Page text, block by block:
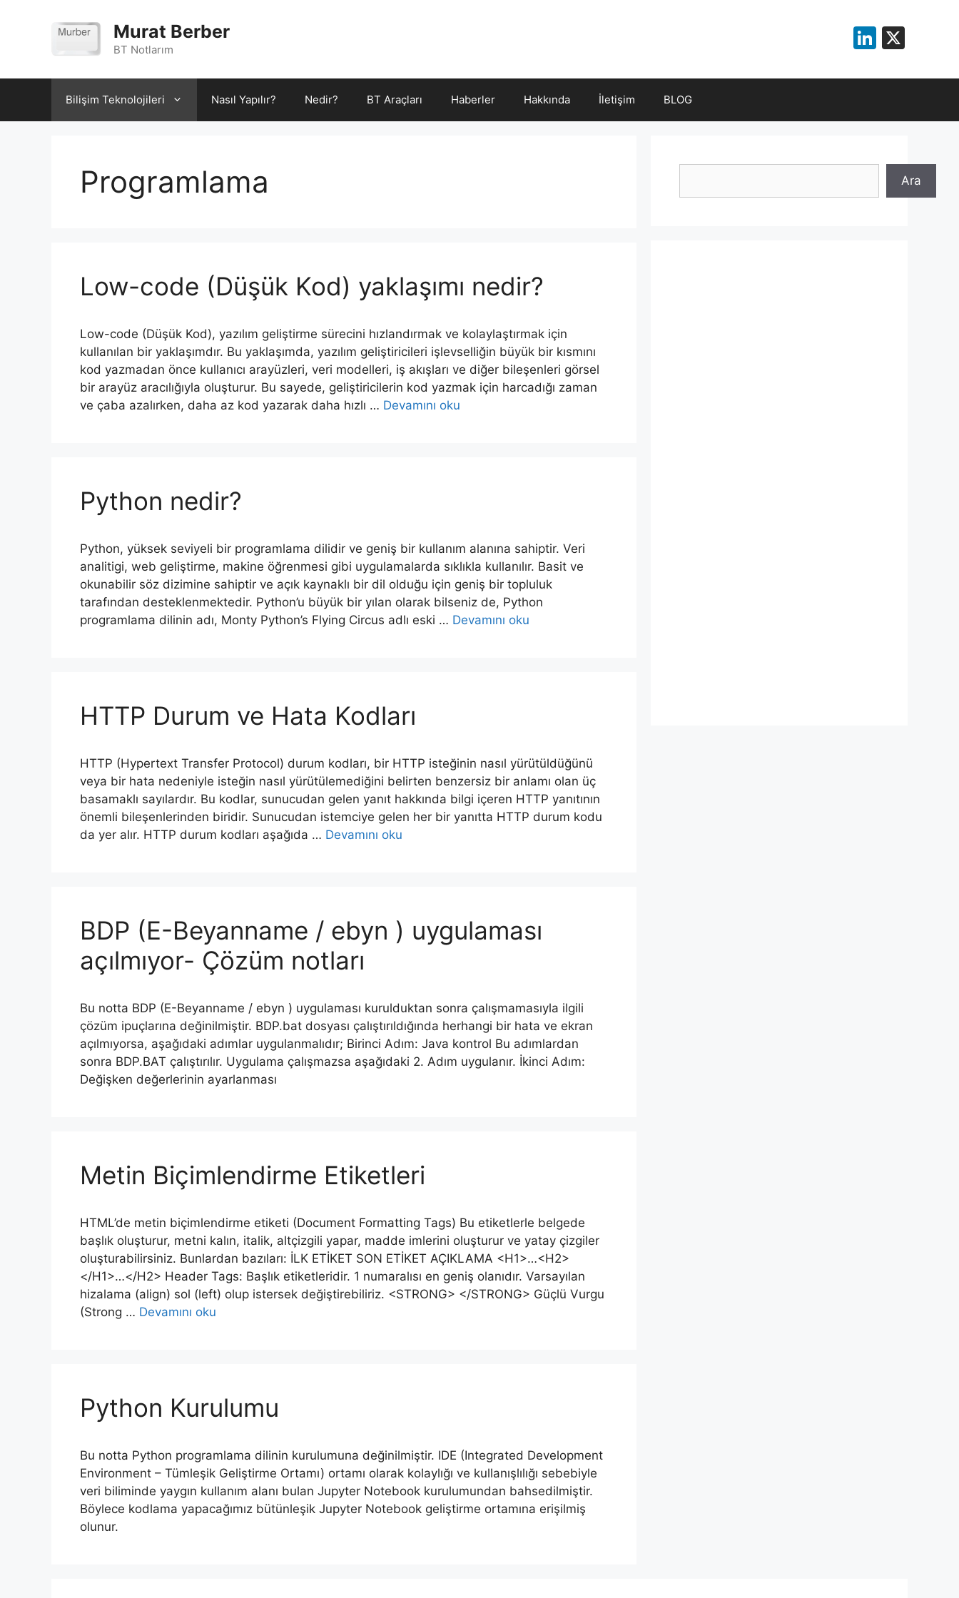
Murat Berber
BT Notlarım
Bilişim Teknolojileri Nasıl Yapılır? Nedir? BT Araçları Haberler Hakkında İletişim BLOG
Programlama
Low-code (Düşük Kod) yaklaşımı nedir?
Low-code (Düşük Kod), yazılım geliştirme sürecini hızlandırmak ve kolaylaştırmak için
kullanılan bir yaklaşımdır. Bu yaklaşımda, yazılım geliştiricileri işlevselliğin büyük bir kısmını
kod yazmadan önce kullanıcı arayüzleri, veri modelleri, iş akışları ve diğer bileşenleri görsel
bir arayüz aracılığıyla oluşturur. Bu sayede, geliştiricilerin kod yazmak için harcadığı zaman
ve çaba azalırken, daha az kod yazarak daha hızlı … Devamını oku
Python nedir?
Python, yüksek seviyeli bir programlama dilidir ve geniş bir kullanım alanına sahiptir. Veri
analitigi, web geliştirme, makine öğrenmesi gibi uygulamalarda sıklıkla kullanılır. Basit ve
okunabilir söz dizimine sahiptir ve açık kaynaklı bir dil olduğu için geniş bir topluluk
tarafından desteklenmektedir. Python’u büyük bir yılan olarak bilseniz de, Python
programlama dilinin adı, Monty Python’s Flying Circus adlı eski … Devamını oku
HTTP Durum ve Hata Kodları
HTTP (Hypertext Transfer Protocol) durum kodları, bir HTTP isteğinin nasıl yürütüldüğünü
veya bir hata nedeniyle isteğin nasıl yürütülemediğini belirten benzersiz bir anlamı olan üç
basamaklı sayılardır. Bu kodlar, sunucudan gelen yanıt hakkında bilgi içeren HTTP yanıtının
önemli bileşenlerinden biridir. Sunucudan istemciye gelen her bir yanıtta HTTP durum kodu
da yer alır. HTTP durum kodları aşağıda … Devamını oku
BDP (E-Beyanname / ebyn ) uygulaması
açılmıyor- Çözüm notları
Bu notta BDP (E-Beyanname / ebyn ) uygulaması kurulduktan sonra çalışmamasıyla ilgili
çözüm ipuçlarına değinilmiştir. BDP.bat dosyası çalıştırıldığında herhangi bir hata ve ekran
açılmıyorsa, aşağıdaki adımlar uygulanmalıdır; Birinci Adım: Java kontrol Bu adımlardan
sonra BDP.BAT çalıştırılır. Uygulama çalışmazsa aşağıdaki 2. Adım uygulanır. İkinci Adım:
Değişken değerlerinin ayarlanması
Metin Biçimlendirme Etiketleri
HTML’de metin biçimlendirme etiketi (Document Formatting Tags) Bu etiketlerle belgede
başlık oluşturur, metni kalın, italik, altçizgili yapar, madde imlerini oluşturur ve yatay çizgiler
oluşturabilirsiniz. Bunlardan bazıları: İLK ETİKET SON ETİKET AÇIKLAMA <H1>…<H2>
</H1>…</H2> Header Tags: Başlık etiketleridir. 1 numaralısı en geniş olanıdır. Varsayılan
hizalama (align) sol (left) olup istersek değiştirebiliriz. <STRONG> </STRONG> Güçlü Vurgu
(Strong … Devamını oku
Python Kurulumu
Bu notta Python programlama dilinin kurulumuna değinilmiştir. IDE (Integrated Development
Environment – Tümleşik Geliştirme Ortamı) ortamı olarak kolaylığı ve kullanışlılığı sebebiyle
veri biliminde yaygın kullanım alanı bulan Jupyter Notebook kurulumundan bahsedilmiştir.
Böylece kodlama yapacağımız bütünleşik Jupyter Notebook geliştirme ortamına erişilmiş
olunur.
Ara